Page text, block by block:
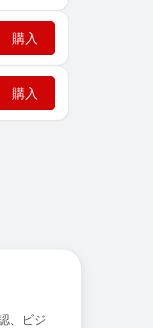
購入
購入
、ビジ